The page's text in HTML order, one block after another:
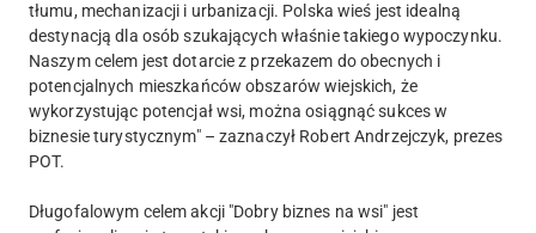
tłumu, mechanizacji i urbanizacji. Polska wieś jest idealną
destynacją dla osób szukających właśnie takiego wypoczynku.
Naszym celem jest dotarcie z przekazem do obecnych i
potencjalnych mieszkańców obszarów wiejskich, że
wykorzystując potencjał wsi, można osiągnąć sukces w
biznesie turystycznym" – zaznaczył Robert Andrzejczyk, prezes
POT.
Długofalowym celem akcji "Dobry biznes na wsi" jest